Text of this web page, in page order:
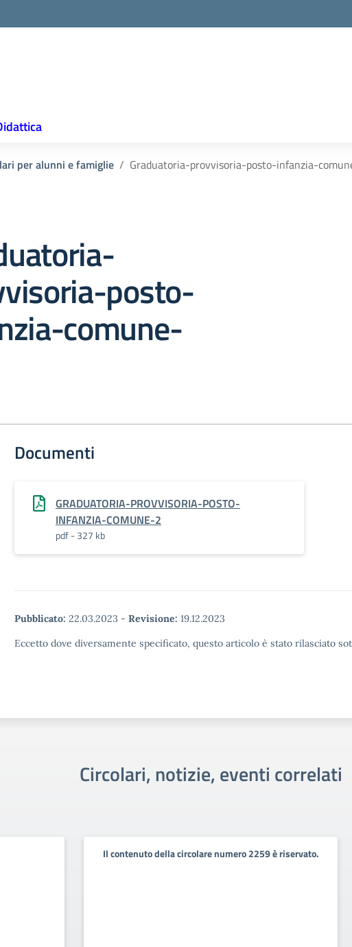
per alunni e famiglie Graduatoria-provvisoria-posto-infanzia-
posto-
comune-
Documenti
GRADUATORIA-PROVVISORIA-POSTO-
INFANZIA-COMUNE-2
pdf - 327 kb
Pubblicato: 22.03.2023 - Revisione: 19.12.2023
Eccetto dove diversamente specificato, questo articolo è stato rilasciato
Circolari, notizie, eventi correlati
Il contenuto della circolare numero 2259 è riservato.